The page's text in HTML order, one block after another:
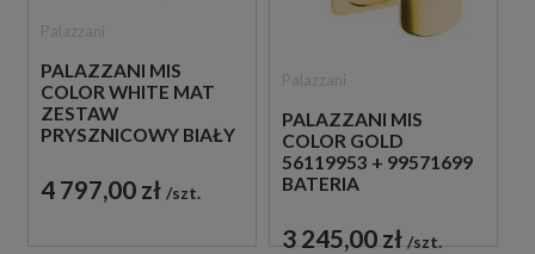
PALAZZANI MIS
COLOR WHITE MAT
ZESTAW
PRYSZNICOWY BIAŁY
4 797,00 zł szt.
PALAZZANI MIS
COLOR GOLD
56119953 + 99571699
BATERIA
ZŁOTA
3 245,00 zł szt.